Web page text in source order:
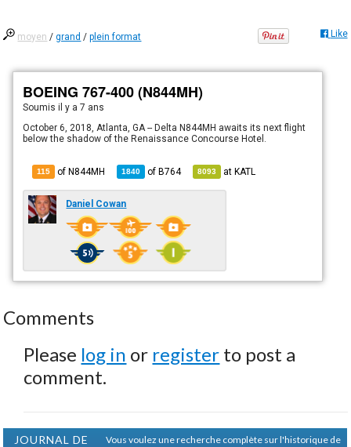
moyen /grand /plein format Like
BOEING 767-400 (N844MH)
Soumisil y a 7 ans
October 6, 2018, Atlanta, GA -- Delta N844MH awaits its next flight
below the shadow of the Renaissance Concourse Hotel.
115 of N844MH 1840 ofB764 8093 atKATL
Daniel Cowan
Comments
Please log in or register to post a
comment.
JOURNAL DE
Vous voulez une recherche complète sur l'historique de